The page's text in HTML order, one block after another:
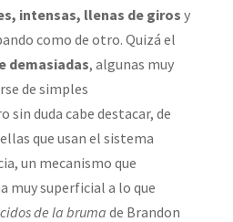
intensas, llenas de giros y
como de otro. Quizá el
demasiadas, algunas muy
de simples
duda cabe destacar, de
que usan el sistema
un mecanismo que
muy superficial a lo que
de la bruma de Brandon